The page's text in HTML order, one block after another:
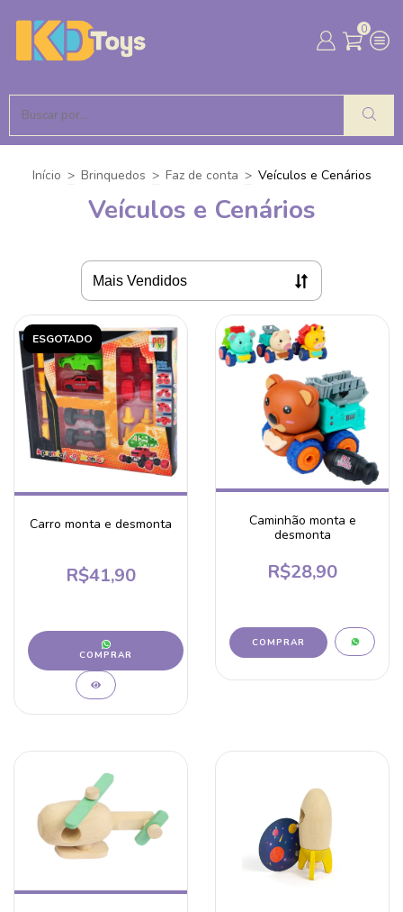
0
Início > Brinquedos > Faz de conta > Veículos e Cenários
Veículos e Cenários
ESGOTADO
Carro monta e desmonta
R$41,90
COMPRAR
Caminhão monta e
desmonta
R$28,90